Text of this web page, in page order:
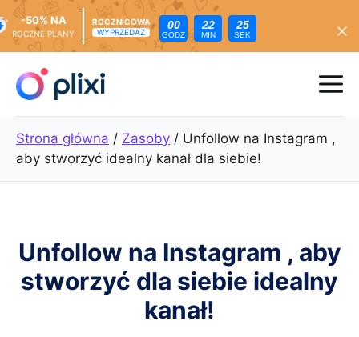
treści
-50% NA
ROCZNE PLANY
ROCZNICOWA
WYPRZEDAŻ
00
GODZ
22
MIN
23
SEK
Strona główna / Zasoby / Unfollow na Instagram ,
aby stworzyć idealny kanał dla siebie!
Unfollow na Instagram , aby
stworzyć dla siebie idealny
kanał!